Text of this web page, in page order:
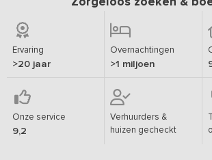
Ervaring
>20 jaar
Overnachtingen
>1 miljoen
Onze service
9,2
Verhuurders &
huizen gecheckt